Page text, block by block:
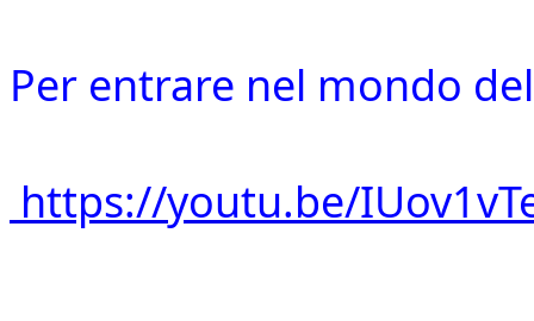
Per entrare nel mondo
https://youtu.be/